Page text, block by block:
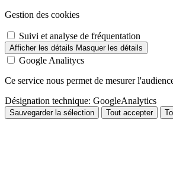
Gestion des cookies
Suivi et analyse de fréquentation
Afficher les détails Masquer les détails
Google Analitycs
Ce service nous permet de mesurer
Désignation technique: GoogleAnalytics
Sauvegarder la sélection Tout accepter